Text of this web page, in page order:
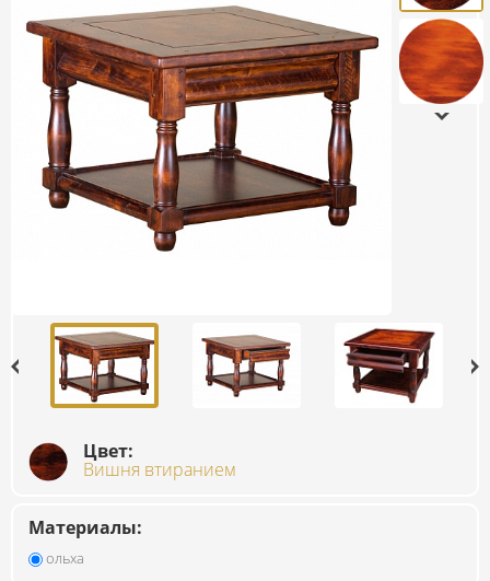
Цвет:
Вишня втиранием
Материалы:
ольха